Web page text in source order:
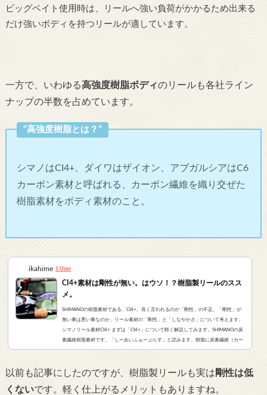
ビッグベイト使用時は、リールへ強い負荷がかかるため出来る
だけ強いボディを持つリールが適しています。
一方で、いわゆる高強度樹脂ボディのリールも各社ライン
ナップの半数を占めています。
“高強度樹脂とは？”
シマノはCI4+、ダイワはザイオン、アブガルシアはC6
カーボン素材と呼ばれる、カーボン繊維を織り交ぜた
樹脂素材をボディ素材のこと。
ikahime 1 User
CI4+素材は剛性が無い。はウソ！？樹脂製リールのスス
メ。
SHIMANOの樹脂素材である、CI4+。良く言われるのが「剛性」の不足。「剛性」が
無い事は悪い事なのか。リール素材の「剛性」と「しなやかさ」について考えます。
シマノリール素材CI4+ まずは「CI4+」について軽く解説してみます。SHIMANOの炭
素繊維樹脂素材です。「しーあいふぉーぷらす」と読みます。樹脂に炭素繊維（カー
ボン）を混ぜて、軽量で頑丈な樹脂素材に仕上げました。という素材です。シマノリ
ではシマノ製リールの’ボディ材質’に限ってお話を...
以前も記事にしたのですが、樹脂製リールも実は剛性は低
くないです。 軽く仕上がるメリットもありますね。